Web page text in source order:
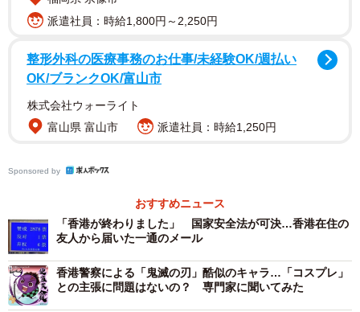
派遣社員：時給1,800円～2,250円
整形外科の医療事務のお仕事/未経験OK/週払い
OK/ブランクOK/富山市
株式会社ウォーライト
富山県 富山市
派遣社員：時給1,250円
Sponsored by
おすすめニュース
「香港が終わりました」 国家安全法が可決…香港在住の
友人から届いた一通のメール
香港警察による「鬼滅の刃」酷似のキャラ…「コスプレ」
との主張に問題はないの？ 専門家に聞いてみた